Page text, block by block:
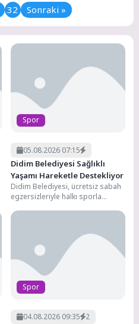
ülkeden ve Türkiye'nin 52...
32 Sonraki »
Spor
05.08.2026 07:15
Didim Belediyesi Sağlıklı
Yaşamı Hareketle Destekliyor
Didim Belediyesi, ücretsiz sabah
egzersizleriyle halkı sporla
Haftanın farklı günlerinde dört
Spor
04.08.2026 09:35 2